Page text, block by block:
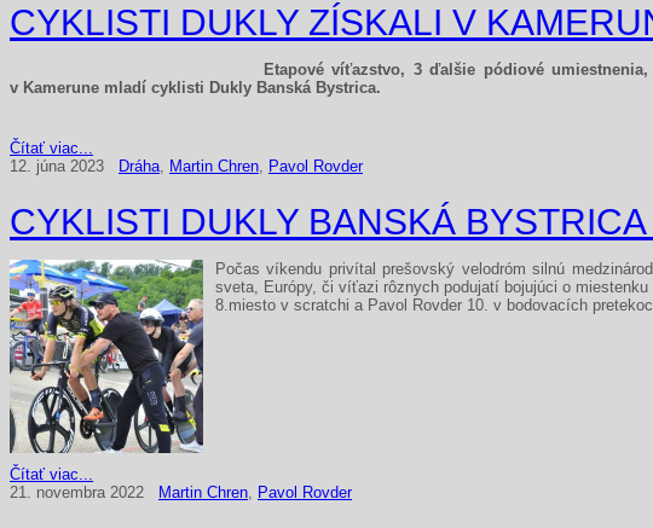
CYKLISTI DUKLY ZÍSKALI V
Etapové víťazstvo, 3 ďalšie pódiové
v Kamerune mladí cyklisti Dukly Banská Bystrica.
Čítať viac...
12. júna 2023
Dráha Martin Chren Pavol Rovder
CYKLISTI DUKLY BANSKÁ
Počas víkendu privítal prešovský velodróm silnú
sveta, Európy, či víťazi rôznych podujatí bojujúci o
8.miesto v scratchi a Pavol Rovder 10. v bodovacích
Čítať viac...
21. novembra 2022
Martin Chren, Pavol Rovder